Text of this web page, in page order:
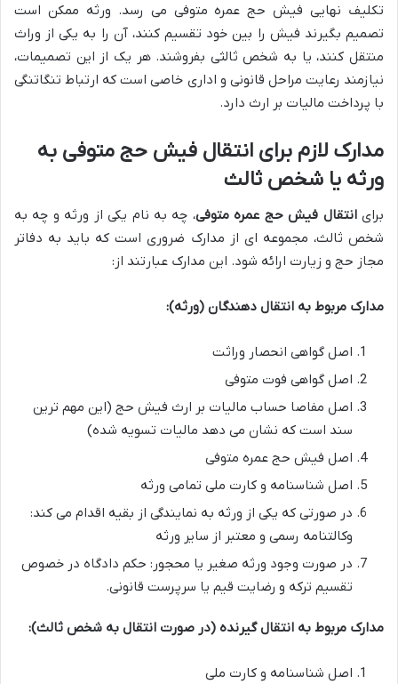
تکلیف نهایی فیش حج عمره متوفی می رسد. ورثه ممکن است
تصمیم بگیرند فیش را بین خود تقسیم کنند، آن را به یکی از وراث
منتقل کنند، یا به شخص ثالثی بفروشند. هر یک از این تصمیمات،
نیازمند رعایت مراحل قانونی و اداری خاصی است که ارتباط تنگاتنگی
با پرداخت مالیات بر ارث دارد.
مدارک لازم برای انتقال فیش حج متوفی به
ورثه یا شخص ثالث
برایانتقال فیش حج عمره متوفی، چه به نام یکی از ورثه و چه به
شخص ثالث، مجموعه ای از مدارک ضروری است که باید به دفاتر
مجاز حج و زیارت ارائه شود. این مدارک عبارتند از:
مدارک مربوط به انتقال دهندگان (ورثه):
اصل گواهی انحصار وراثت
اصل گواهی فوت متوفی
اصل مفاصا حساب مالیات بر ارث فیش حج (این مهم ترین
سند است که نشان می دهد مالیات تسویه شده)
اصل فیش حج عمره متوفی
اصل شناسنامه و کارت ملی تمامی ورثه
در صورتی که یکی از ورثه به نمایندگی از بقیه اقدام می کند:
وکالتنامه رسمی و معتبر از سایر ورثه
در صورت وجود ورثه صغیر یا محجور: حکم دادگاه در خصوص
تقسیم ترکه و رضایت قیم یا سرپرست قانونی.
مدارک مربوط به انتقال گیرنده (در صورت انتقال به شخص ثالث):
اصل شناسنامه و کارت ملی